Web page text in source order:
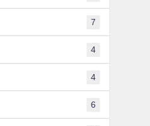
7
4
4
6